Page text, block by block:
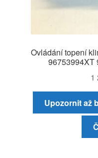
Ovládání topení
96753994XT
1
Upozornit až